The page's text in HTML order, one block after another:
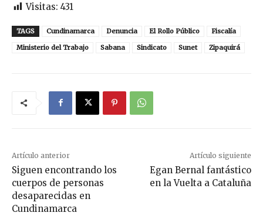
Visitas: 431
TAGS Cundinamarca Denuncia El Rollo Público
Fiscalía
Ministerio del Trabajo
Sabana Sindicato Sunet Zipaquirá
Artículo anterior
Siguen encontrando los
cuerpos de personas
desaparecidas en
Cundinamarca
Artículo siguiente
Egan Bernal fantástico
en la Vuelta a Cataluña